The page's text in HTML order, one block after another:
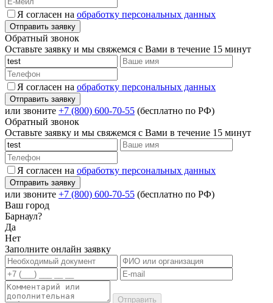
Я согласен на обработку персональных данных
Обратный звонок
Оставьте заявку и мы свяжемся с Вами в течение 15 минут
Я согласен на обработку персональных данных
или звоните +7 (800) 600-70-55 (бесплатно по РФ)
Обратный звонок
Оставьте заявку и мы свяжемся с Вами в течение 15 минут
Я согласен на обработку персональных данных
или звоните +7 (800) 600-70-55 (бесплатно по РФ)
Ваш город
Барнаул?
Да
Нет
Заполните онлайн заявку
Отправить